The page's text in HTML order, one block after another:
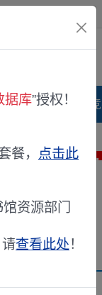
南库 奖项
据库”授权！
餐， 点击此
资源部门
查看此处！